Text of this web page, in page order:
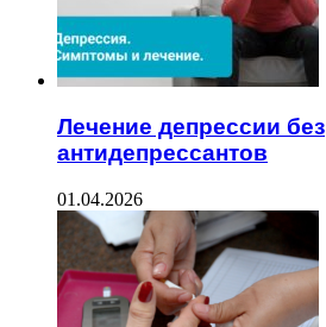
Лечение депрессии без
антидепрессантов
01.04.2026